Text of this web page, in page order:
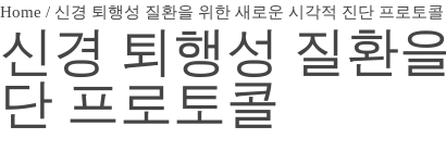
Home / 신경 퇴행성 질환을 위한 새로운 시각적 진단 프로토콜
신경 퇴행성 질환
단 프로토콜